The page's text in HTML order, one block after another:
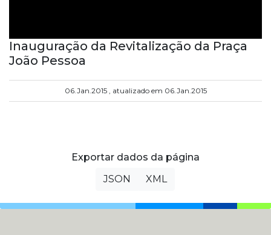
Inauguração da Revitalização da Praça
João Pessoa
06.Jan.2015 , atualizado em 06.Jan.2015
Exportar dados da página
JSON
XML